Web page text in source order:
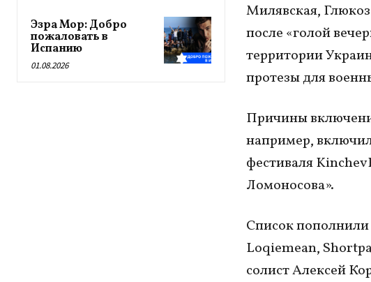
Эзра Мор: Добро
пожаловать в
Испанию
01.08.2026
Милявская,
после «голой
территории
протезы для
Причины
например,
фестиваля
Ломоносова».
Список
Loqiemean,
солист Алексей